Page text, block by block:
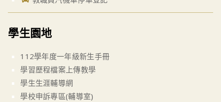
學生園地
112學年度一年級新生手冊
學習歷程檔案上傳教學
學生生涯輔導網
學校申訴專區(輔導室)